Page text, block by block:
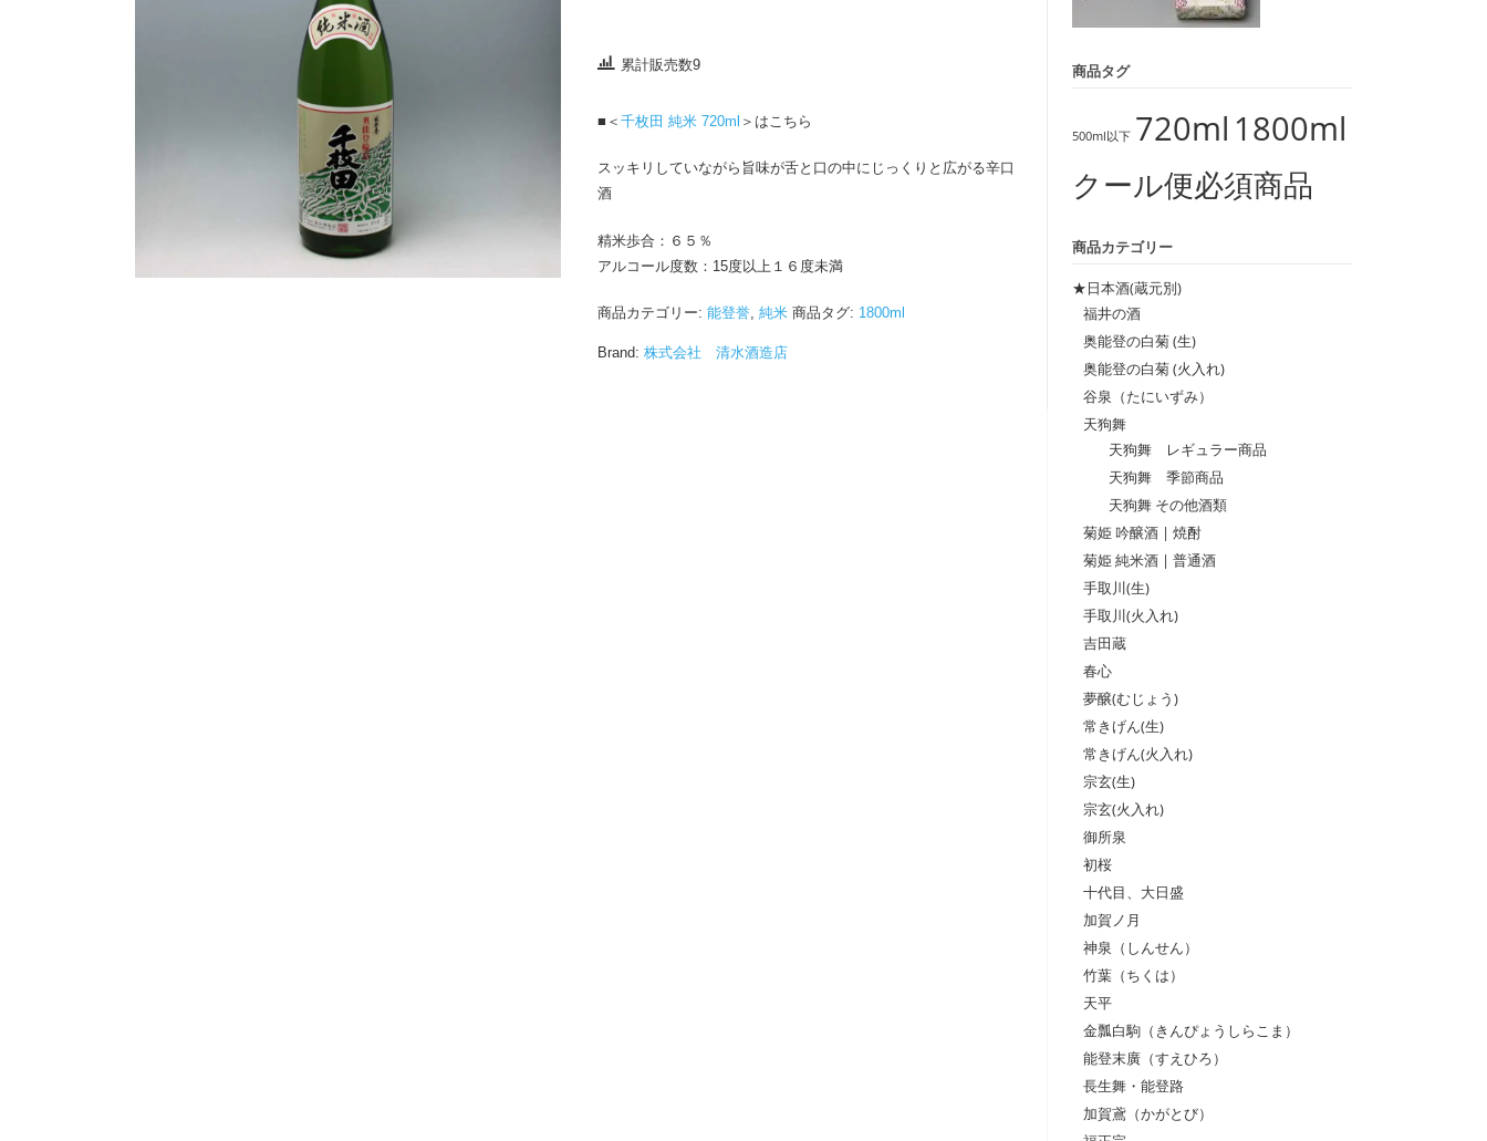
累計販売数9
■＜ 千枚田 純米 720ml ＞はこちら
スッキリしていながら旨味が舌と口の中にじっくりと広がる辛口
酒
精米歩合：６５％
アルコール度数：15度以上１６度未満
商品カテゴリー: 能登誉, 純米 商品タグ: 1800ml
Brand: 株式会社 清水酒造店
商品タグ
500ml以下 720ml 1800ml
クール便必須商品
商品カテゴリー
★日本酒(蔵元別)
福井の酒
奥能登の白菊 (生)
奥能登の白菊 (火入れ)
谷泉（たにいずみ）
天狗舞
天狗舞 レギュラー商品
天狗舞 季節商品
天狗舞 その他酒類
菊姫 吟醸酒 | 焼酎
菊姫 純米酒 | 普通酒
手取川(生)
手取川(火入れ)
吉田蔵
春心
夢醸(むじょう)
常きげん(生)
常きげん(火入れ)
宗玄(生)
宗玄(火入れ)
御所泉
初桜
十代目、大日盛
加賀ノ月
神泉（しんせん）
竹葉（ちくは）
天平
金瓢白駒（きんぴょうしらこま）
能登末廣（すえひろ）
長生舞・能登路
加賀鳶（かがとび）